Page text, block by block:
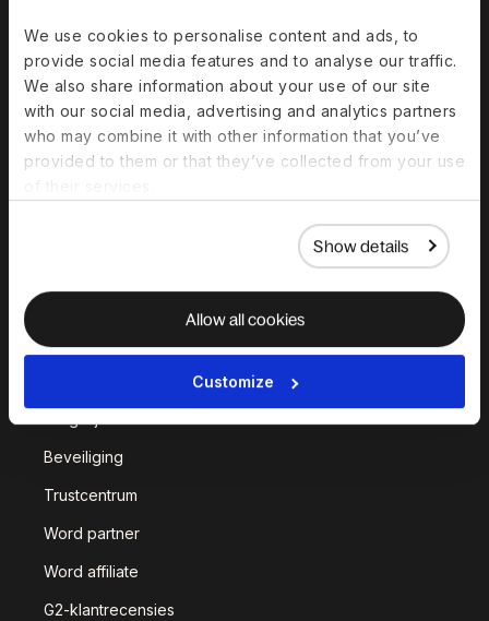
We use cookies to personalise content and ads, to
provide social media features and to analyse our traffic.
We also share information about your use of our site
with our social media, advertising and analytics partners
who may combine it with other information that you’ve
provided to them or that they’ve collected from your use
Show details
Allow all cookies
Customize
White-label
Integraties
infrastructuur
Vergelijk Deel
Beveiliging
Trustcentrum
Word partner
Word affiliate
G2-klantrecensies